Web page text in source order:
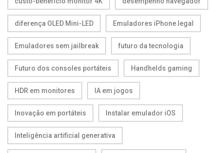
diferença OLED Mini-LED Emuladores iPhone legal
Emuladores sem jailbreak futuro da tecnologia
Futuro dos consoles portáteis Handhelds gaming
HDR em monitores IA em jogos
Inovação em portáteis Instalar emulador iOS
Inteligência artificial generativa